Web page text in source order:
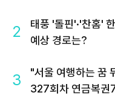
2
태풍 '돌핀'·'찬홈'
예상 경로는?
3
"서울 여행하는 꿈
327회차 연금복권